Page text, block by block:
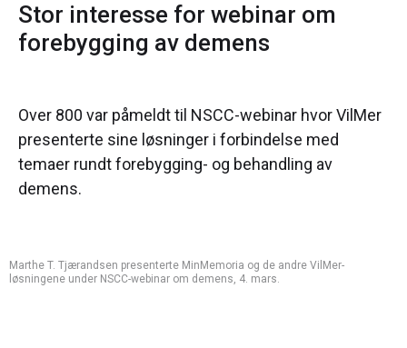
Stor interesse for webinar om
forebygging av demens
Over 800 var påmeldt til NSCC-webinar hvor VilMer
presenterte sine løsninger i forbindelse med
temaer rundt forebygging- og behandling av
demens.
Marthe T. Tjærandsen presenterte MinMemoria og de andre VilMer-
løsningene under NSCC-webinar om demens, 4. mars.